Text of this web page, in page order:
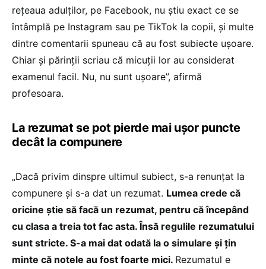
rețeaua adulților, pe Facebook, nu știu exact ce se
întâmplă pe Instagram sau pe TikTok la copii, și multe
dintre comentarii spuneau că au fost subiecte ușoare.
Chiar și părinții scriau că micuții lor au considerat
examenul facil. Nu, nu sunt ușoare”, afirmă
profesoara.
La rezumat se pot pierde mai ușor puncte
decât la compunere
„Dacă privim dinspre ultimul subiect, s-a renunțat la
compunere și s-a dat un rezumat. Lumea crede că
oricine știe să facă un rezumat, pentru că începând
cu clasa a treia tot fac asta. Însă regulile rezumatului
sunt stricte. S-a mai dat odată la o simulare și țin
minte că notele au fost foarte mici. Rezumatul e